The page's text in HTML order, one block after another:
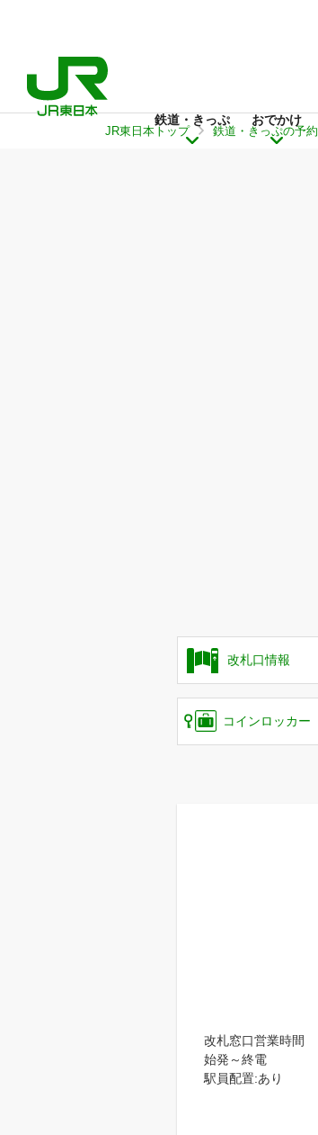
鉄道・きっぷ おでかけ
JR東日本トップ 鉄道・きっぷの予約
改札口情報
コインロッカー
改札窓口営業時間
始発～終電
駅員配置:あり